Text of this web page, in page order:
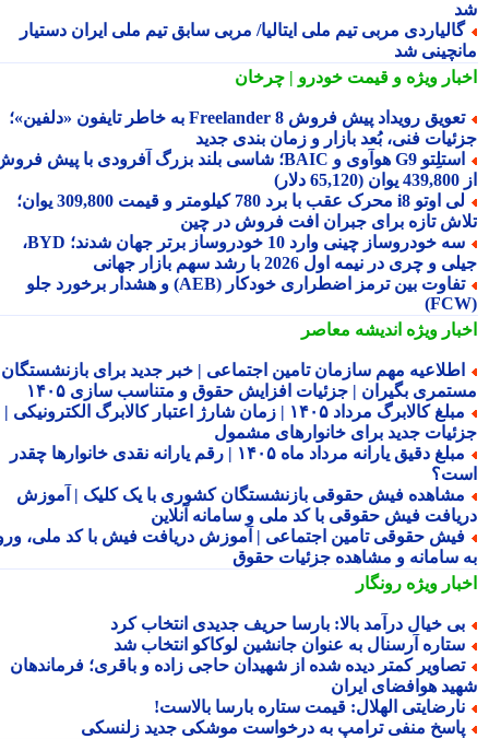
مربی تیم ملی ایتالیا/ مربی سابق تیم ملی ایران دستیار
شد
ویژهو قیمت خودرو | چرخان
تعویق رویداد پیش فروش Freelander 8 به خاطر تایفون «دلفین»؛
فنی، بُعد بازار و زمان بندی جدید
استلِتو G9 هوآوی و BAIC؛ شاسی بلند بزرگ آفرودی با پیش فروش
لی اوتو i8 محرک عقب با برد 780 کیلومتر و قیمت 309,800 یوان؛
تازه برای جبران افت فروش در چین
سه خودروساز چینی وارد 10 خودروساز برتر جهان شدند؛ BYD،
چری در نیمه اول 2026 با رشد سهم بازار جهانی
تفاوت بین ترمز اضطراری خودکار (AEB) و هشدار برخورد جلو
ویژهاندیشه معاصر
مهم سازمان تامین اجتماعی | خبر جدید برای بازنشستگان و
بگیران | جزئیات افزایش حقوق و متناسب سازی ۱۴۰۵
مبلغ کالابرگ مرداد ۱۴۰۵ | زمان شارژ اعتبار کالابرگ الکترونیکی |
جدید برای خانوارهای مشمول
مبلغ دقیق یارانه مرداد ماه ۱۴۰۵ | رقم یارانه نقدی خانوارها چقدر
فیش حقوقی بازنشستگان کشوری با یک کلیک | آموزش
فیش حقوقی با کد ملی و سامانه آنلاین
حقوقی تامین اجتماعی | آموزش دریافت فیش با کد ملی، ورود
سامانه و مشاهده جزئیات حقوق
ویژهرونگار
خیال درآمد بالا: بارسا حریف جدیدی انتخاب کرد
آرسنال به عنوان جانشین لوکاکو انتخاب شد
کمتر دیده شده از شهیدان حاجی زاده و باقری؛ فرماندهان
هوافضای ایران
الهلال: قیمت ستاره بارسا بالاست!
منفی ترامپ به درخواست موشکی جدید زلنسکی